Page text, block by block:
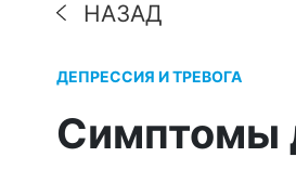
НАЗАД
ДЕПРЕССИЯ И ТРЕВОГА
Симптомы